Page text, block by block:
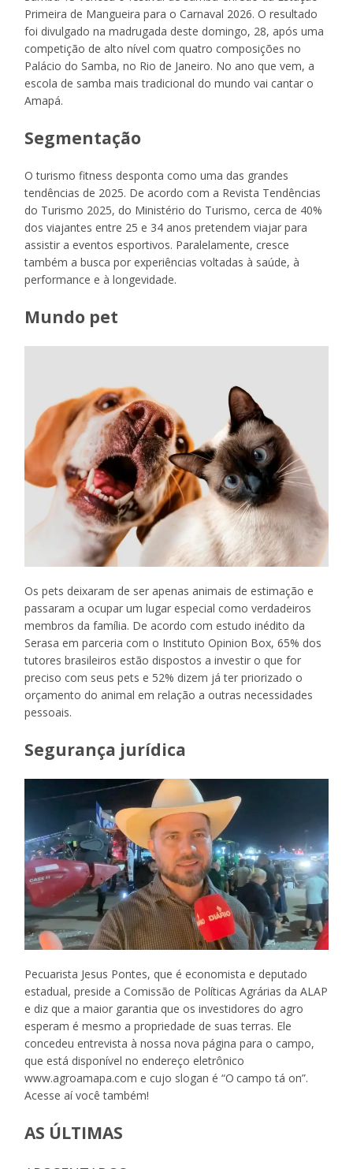
Primeira de Mangueira para o Carnaval 2026. O resultado
foi divulgado na madrugada deste domingo, 28, após uma
competição de alto nível com quatro composições no
Palácio do Samba, no Rio de Janeiro. No ano que vem, a
escola de samba mais tradicional do mundo vai cantar o
Amapá.
Segmentação
O turismo fitness desponta como uma das grandes
tendências de 2025. De acordo com a Revista Tendências
do Turismo 2025, do Ministério do Turismo, cerca de 40%
dos viajantes entre 25 e 34 anos pretendem viajar para
assistir a eventos esportivos. Paralelamente, cresce
também a busca por experiências voltadas à saúde, à
performance e à longevidade.
Mundo pet
Os pets deixaram de ser apenas animais de estimação e
passaram a ocupar um lugar especial como verdadeiros
membros da família. De acordo com estudo inédito da
Serasa em parceria com o Instituto Opinion Box, 65% dos
tutores brasileiros estão dispostos a investir o que for
preciso com seus pets e 52% dizem já ter priorizado o
orçamento do animal em relação a outras necessidades
pessoais.
Segurança jurídica
Pecuarista Jesus Pontes, que é economista e deputado
estadual, preside a Comissão de Políticas Agrárias da ALAP
e diz que a maior garantia que os investidores do agro
esperam é mesmo a propriedade de suas terras. Ele
concedeu entrevista à nossa nova página para o campo,
que está disponível no endereço eletrônico
www.agroamapa.com e cujo slogan é “O campo tá on”.
Acesse aí você também!
AS ÚLTIMAS